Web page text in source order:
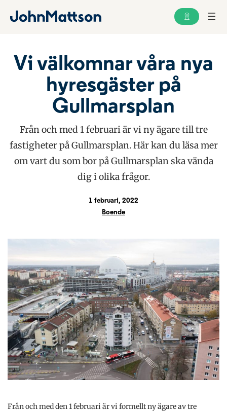
Vi välkomnar våra nya
hyresgäster på
Gullmarsplan
Från och med 1 februari är vi ny ägare till tre
fastigheter på Gullmarsplan. Här kan du läsa mer
om vart du som bor på Gullmarsplan ska vända
dig i olika frågor.
1 februari, 2022
Boende
Från och med den 1 februari är vi formellt ny ägare av tre